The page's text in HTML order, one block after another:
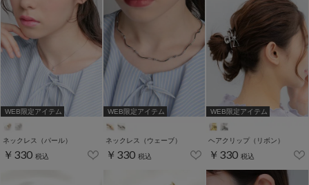
WEB限定アイテム
ネックレス（パール）
￥330 税込
WEB限定アイテム
ネックレス（ウェーブ）
￥330 税込
WEB限定アイテム
ヘアクリップ（リボン）
￥330 税込